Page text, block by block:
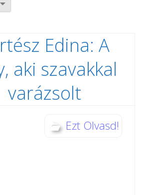
Edina: A
aki szavakkal
varázsolt
Ezt Olvasd!